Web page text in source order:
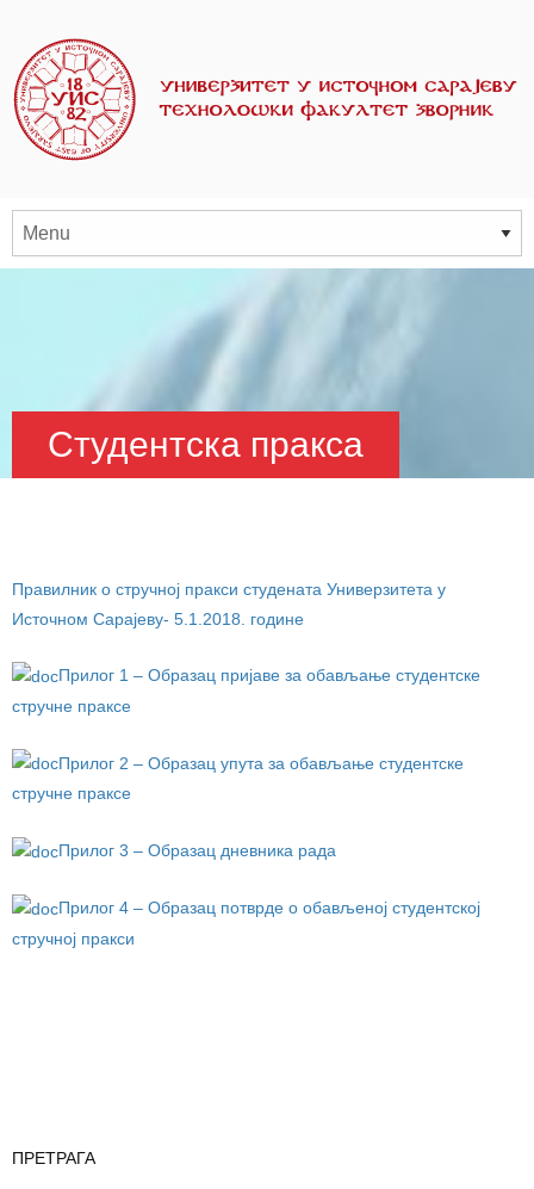
Студентска пракса
Правилник о стручној пракси студената Универзитета у
Источном Сарајеву- 5.1.2018. године
Прилог 1 – Образац пријаве за обављање студентске
стручне праксе
Прилог 2 – Образац упута за обављање студентске
стручне праксе
Прилог 3 – Образац дневника рада
Прилог 4 – Образац потврде о обављеној студентској
стручној пракси
ПРЕТРАГА